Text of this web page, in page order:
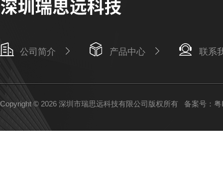
公司简介 产品中心 联系
Copyright © 2026 深圳市瑞思远科技有限公司版权所有 备案号：